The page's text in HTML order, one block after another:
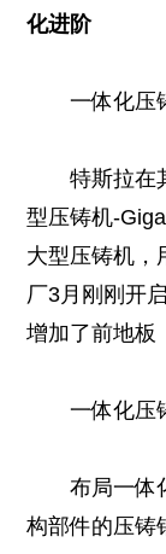
化进阶
一体化压
特斯拉在
型压铸机-
大型压铸机，
厂3月刚刚开
增加了前地板
一体化压
布局一体
构部件的压铸